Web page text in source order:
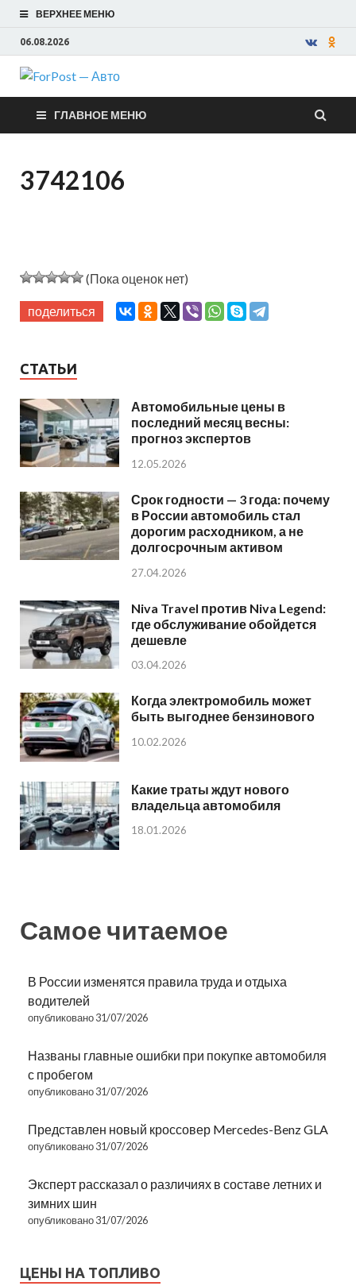
ВЕРХНЕЕ МЕНЮ
06.08.2026
ForPost —
Авто
ГЛАВНОЕ МЕНЮ
3742106
(Пока оценок нет)
поделиться
СТАТЬИ
Автомобильные цены в
последний месяц весны:
прогноз экспертов
12.05.2026
Срок годности — 3 года: почему
в России автомобиль стал
дорогим расходником, а не
долгосрочным активом
27.04.2026
Niva Travel против Niva Legend:
где обслуживание обойдется
дешевле
03.04.2026
Когда электромобиль может
быть выгоднее бензинового
10.02.2026
Какие траты ждут нового
владельца автомобиля
18.01.2026
Самое читаемое
В России изменятся правила труда и отдыха
водителей
опубликовано 31/07/2026
Названы главные ошибки при покупке автомобиля
с пробегом
опубликовано 31/07/2026
Представлен новый кроссовер Mercedes-Benz GLA
опубликовано 31/07/2026
Эксперт рассказал о различиях в составе летних и
зимних шин
опубликовано 31/07/2026
ЦЕНЫ НА ТОПЛИВО